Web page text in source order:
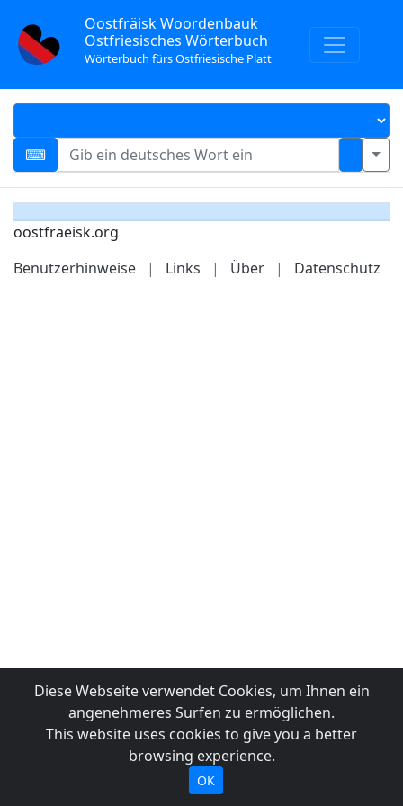
Oostfräisk Woordenbauk
Ostfriesisches Wörterbuch
Wörterbuch fürs Ostfriesische Platt
oostfraeisk.org
Benutzerhinweise
| Links | Über | Datenschutz
Diese Webseite verwendet Cookies, um Ihnen ein
angenehmeres Surfen zu ermöglichen.
This website uses cookies to give you a better
browsing experience.
OK